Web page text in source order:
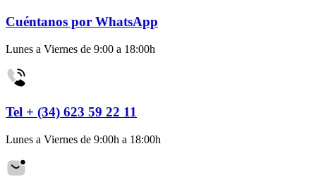
Cuéntanos por WhatsApp
Lunes a Viernes de 9:00 a 18:00h
Tel + (34) 623 59 22 11
Lunes a Viernes de 9:00h a 18:00h